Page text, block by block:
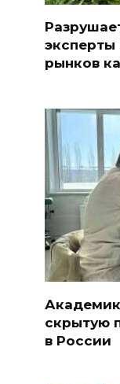
эксперты
рынков
скрытую
в России